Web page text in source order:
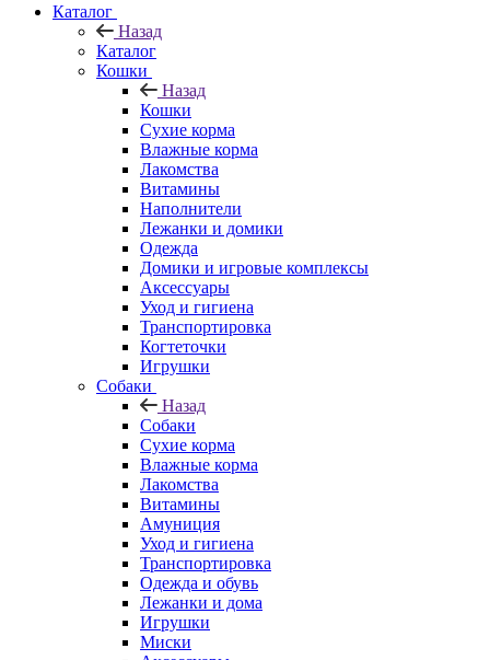
Каталог
Назад
Каталог
Кошки
Назад
Кошки
Сухие корма
Влажные корма
Лакомства
Витамины
Наполнители
Лежанки и домики
Одежда
Домики и игровые комплексы
Аксессуары
Уход и гигиена
Транспортировка
Когтеточки
Игрушки
Собаки
Назад
Собаки
Сухие корма
Влажные корма
Лакомства
Витамины
Амуниция
Уход и гигиена
Транспортировка
Одежда и обувь
Лежанки и дома
Игрушки
Миски